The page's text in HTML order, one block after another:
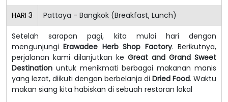
HARI 3 Pattaya - Bangkok (Breakfast, Lunch)
Setelah sarapan pagi, kita mulai hari dengan
mengunjungiErawadee Herb Shop Factory. Berikutnya,
perjalanan kami dilanjutkan ke Great and Grand Sweet
Destination untuk menikmati berbagai makanan manis
yang lezat, diikuti dengan berbelanja di Dried Food. Waktu
makan siang kita habiskan di sebuah restoran lokal